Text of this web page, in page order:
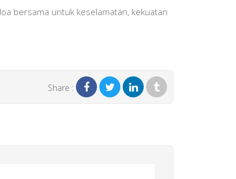
bersama untuk keselamatan, kekuatan
Share :